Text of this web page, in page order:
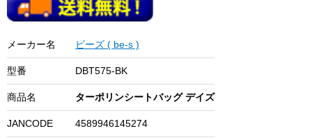
メーカー名 ビーズ ( be-s )
型番 DBT575-BK
商品名 ターポリンシートバッグ デイズ
JANCODE 4589946145274